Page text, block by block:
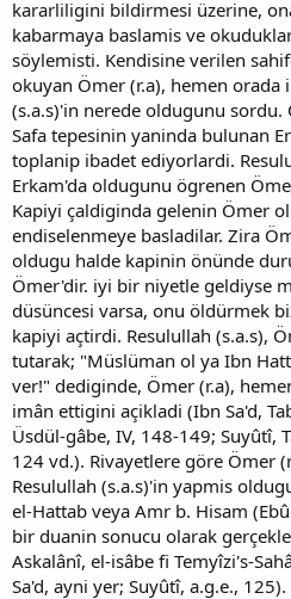
kararliligini bildirmesi üzerine,
kabarmaya baslamis ve
söylemisti. Kendisine verilen
okuyan Ömer (r.a), hemen orada
(s.a.s)'in nerede oldugunu sordu.
Safa tepesinin yaninda bulunan
toplanip ibadet ediyorlardi.
Erkam'da oldugunu ögrenen
Kapiyi çaldiginda gelenin Ömer
endiselenmeye basladilar. Zira
oldugu halde kapinin önünde
Ömer'dir. iyi bir niyetle geldiyse
düsüncesi varsa, onu öldürmek
kapiyi açtirdi. Resulullah (s.a.s),
tutarak; "Müslüman ol ya Ibn
ver!" dediginde, Ömer (r.a),
imân ettigini açikladi (Ibn Sa'd,
Üsdül-gâbe, IV, 148-149; Suyûtî,
124 vd.). Rivayetlere göre Ömer
Resulullah (s.a.s)'in yapmis
el-Hattab veya Amr b. Hisam
bir duanin sonucu olarak
Askalânî, el-isâbe fi Temyîzi's-
Sa'd, ayni yer; Suyûtî, a.g.e., 125).